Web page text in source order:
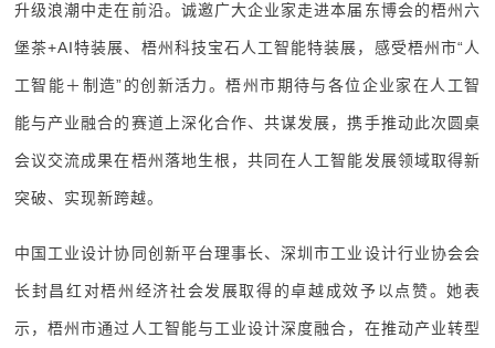
升级浪潮中走在前沿。诚邀广大企业家走进本届东博会的梧州六
堡茶+AI特装展、梧州科技宝石人工智能特装展，感受梧州市“人
工智能＋制造”的创新活力。梧州市期待与各位企业家在人工智
能与产业融合的赛道上深化合作、共谋发展，携手推动此次圆桌
会议交流成果在梧州落地生根，共同在人工智能发展领域取得新
突破、实现新跨越。
中国工业设计协同创新平台理事长、深圳市工业设计行业协会会
长封昌红对梧州经济社会发展取得的卓越成效予以点赞。她表
示，梧州市通过人工智能与工业设计深度融合，在推动产业转型